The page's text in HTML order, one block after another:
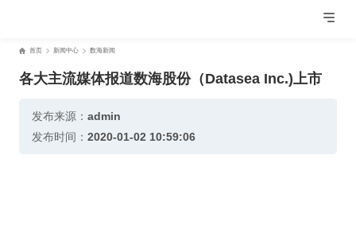
首页 新闻中心 数海新闻
各大主流媒体报道数海股份（Datasea Inc.)上市
发布来源： admin
发布时间： 2020-01-02 10:59:06